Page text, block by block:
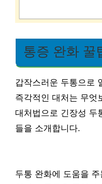
통증 완화 꿀
갑작스러운 두통으로
즉각적인 대처는 무엇
대처법으로 긴장성 두
들을 소개합니다.
두통 완화에 도움을